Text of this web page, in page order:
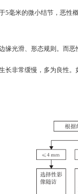
5毫米的微小结节，恶性
缘光滑、形态规则。而恶
长非常缓慢，多为良性